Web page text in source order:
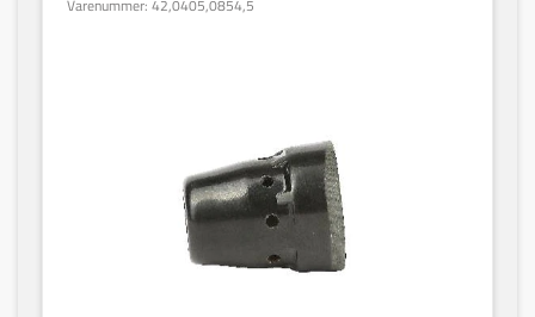
Varenummer: 42,0405,0854,5